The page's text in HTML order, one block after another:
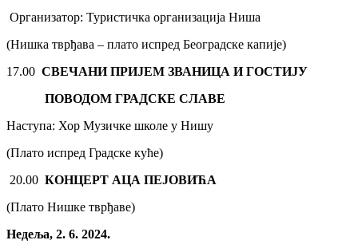
Организатор: Туристичка организација Ниша
(Нишка тврђава – плато испред Београдске капије)
17.00 СВЕЧАНИ ПРИЈЕМ ЗВАНИЦА И ГОСТИЈУ
ПОВОДОМ ГРАДСКЕ СЛАВЕ
Наступа: Хор Музичке школе у Нишу
(Плато испред Градске куће)
20.00 КОНЦЕРТ АЦА ПЕЈОВИЋА
(Плато Нишке тврђаве)
Недеља, 2. 6. 2024.